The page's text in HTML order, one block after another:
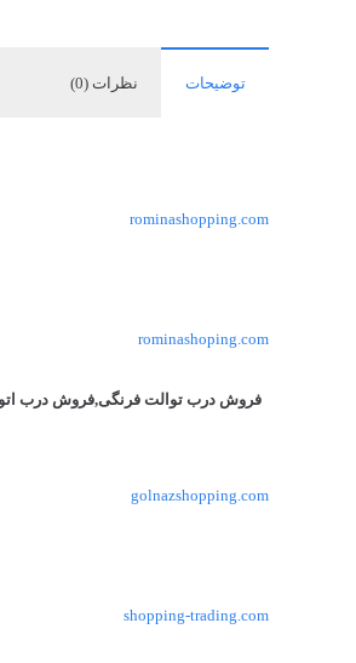
توضیحات نظرات (0)
rominashopping.com
rominashoping.com
فروش درب توالت فرنگی,فروش درب
golnazshopping.com
shopping-trading.com